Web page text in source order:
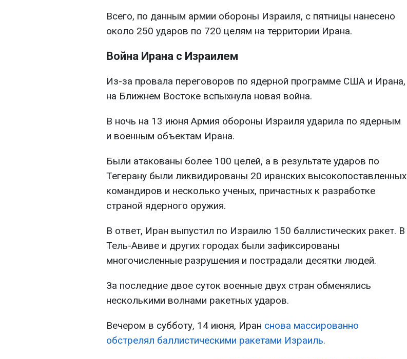
Всего, по данным армии обороны Израиля, с пятницы нанесено
около 250 ударов по 720 целям на территории Ирана.
Война Ирана с Израилем
Из-за провала переговоров по ядерной программе США и Ирана,
на Ближнем Востоке вспыхнула новая война.
В ночь на 13 июня Армия обороны Израиля ударила по ядерным
и военным объектам Ирана.
Были атакованы более 100 целей, а в результате ударов по
Тегерану были ликвидированы 20 иранских высокопоставленных
командиров и несколько ученых, причастных к разработке
страной ядерного оружия.
В ответ, Иран выпустил по Израилю 150 баллистических ракет. В
Тель-Авиве и других городах были зафиксированы
многочисленные разрушения и пострадали десятки людей.
За последние двое суток военные двух стран обменялись
несколькими волнами ракетных ударов.
Вечером в субботу, 14 июня, Иран снова массированно
обстрелял баллистическими ракетами Израиль.